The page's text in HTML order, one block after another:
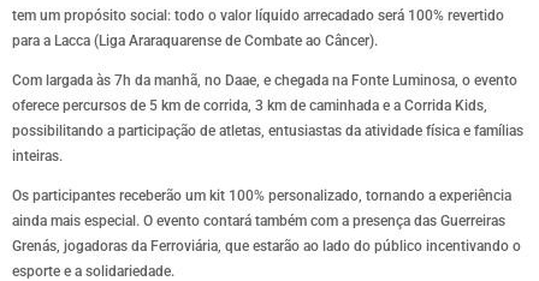
tem um propósito social: todo o valor líquido arrecadado será 100% revertido
para a Lacca (Liga Araraquarense de Combate ao Câncer).
Com largada às 7h da manhã, no Daae, e chegada na Fonte Luminosa, o evento
oferece percursos de 5 km de corrida, 3 km de caminhada e a Corrida Kids,
possibilitando a participação de atletas, entusiastas da atividade física e famílias
inteiras.
Os participantes receberão um kit 100% personalizado, tornando a experiência
ainda mais especial. O evento contará também com a presença das Guerreiras
Grenás, jogadoras da Ferroviária, que estarão ao lado do público incentivando o
esporte e a solidariedade.